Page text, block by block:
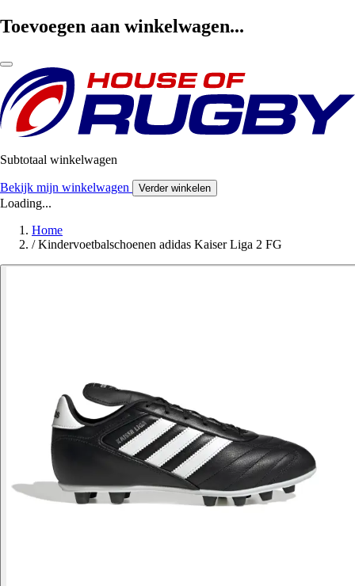
Toevoegen aan winkelwagen...
Subtotaal winkelwagen
Bekijk mijn winkelwagen Verder winkelen
Loading...
Home
/ Kindervoetbalschoenen adidas Kaiser Liga 2 FG